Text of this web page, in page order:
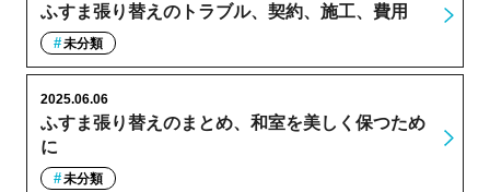
ふすま張り替えのトラブル、契約、施工、費用
未分類
ふすま張り替えのまとめ、和室を美しく保つため
に
2025.06.06
未分類